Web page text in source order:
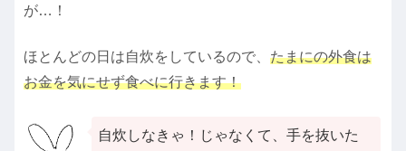
が…！
ほとんどの日は自炊をしているので、 たまにの外食は
お金を気にせず食べに行きます！
自炊しなきゃ！じゃなくて、手を抜いた